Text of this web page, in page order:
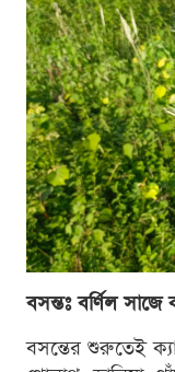
বসন্তঃ বর্ণিল সাজে
বসন্তের শুরুতেই